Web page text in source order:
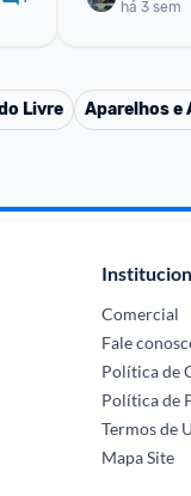
há 3 sem
Livre Aparelhos e
Comercial
Fale
Política de
Política de
Termos de
Mapa Site